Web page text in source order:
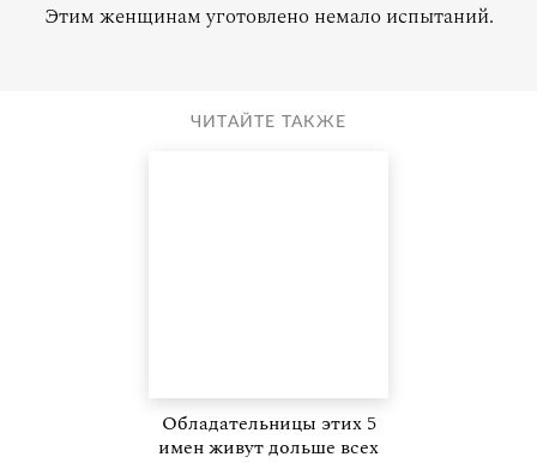
Этим женщинам уготовлено немало испытаний.
ЧИТАЙТЕ ТАКЖЕ
Обладательницы этих 5
имен живут дольше всех